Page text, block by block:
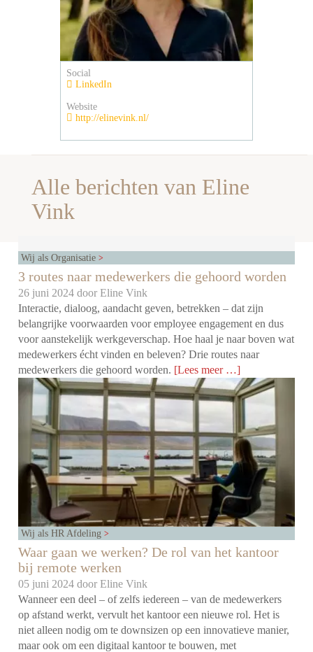
Social
LinkedIn
Website
http://elinevink.nl/
Alle berichten van Eline
Vink
Wij als Organisatie
3 routes naar medewerkers die gehoord worden
26 juni 2024 doorEline Vink
Interactie, dialoog, aandacht geven, betrekken – dat zijn
belangrijke voorwaarden voor employee engagement en dus
voor aanstekelijk werkgeverschap. Hoe haal je naar boven wat
medewerkers écht vinden en beleven? Drie routes naar
medewerkers die gehoord worden. [Lees meer …]
Wij als HR Afdeling
Waar gaan we werken? De rol van het kantoor
bij remote werken
05 juni 2024 doorEline Vink
Wanneer een deel – of zelfs iedereen – van de medewerkers
op afstand werkt, vervult het kantoor een nieuwe rol. Het is
niet alleen nodig om te downsizen op een innovatieve manier,
maar ook om een digitaal kantoor te bouwen, met